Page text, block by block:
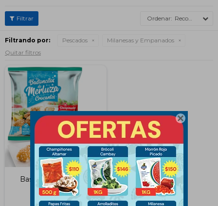

Recomendados
Filtrando por: Pescados
Milanesas y Empanados
Quitar filtros
Bastones de Merluza
Artico 300 Grs
$ 129